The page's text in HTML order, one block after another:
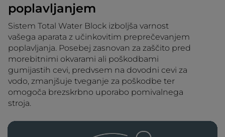
poplavljanjem
Sistem Total Water Block izboljša varnost
vašega aparata z učinkovitim preprečevanjem
poplavljanja. Posebej zasnovan za zaščito pred
morebitnimi okvarami ali poškodbami
gumijastih cevi, predvsem na dovodni cevi za
vodo, zmanjšuje tveganje za poškodbe ter
omogoča brezskrbno uporabo pomivalnega
stroja.